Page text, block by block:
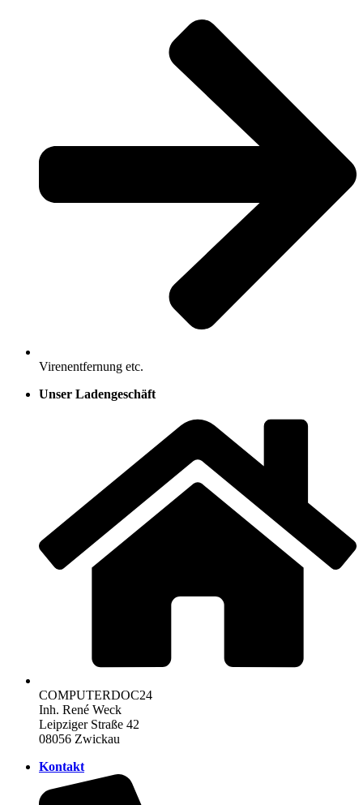
Virenentfernung etc.
Unser Ladengeschäft
COMPUTERDOC24
Inh. René Weck
Leipziger Straße 42
08056 Zwickau
Kontakt